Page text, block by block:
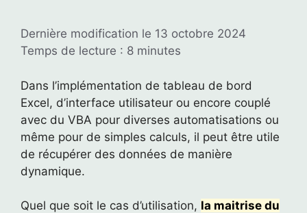
Dernière modification le 13 octobre 2024
Temps de lecture : 8 minutes
Dans l’implémentation de tableau de bord
Excel, d’interface utilisateur ou encore couplé
avec du VBA pour diverses automatisations ou
même pour de simples calculs, il peut être utile
de récupérer des données de manière
dynamique.
Quel que soit le cas d’utilisation, la maitrise du